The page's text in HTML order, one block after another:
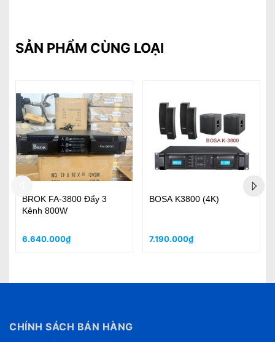
SẢN PHẨM CÙNG LOẠI
BEENLY HP2500
4.470.000₫
PAROYAL MD-41300 -
12.500.000₫
CHÍNH SÁCH BÁN HÀNG